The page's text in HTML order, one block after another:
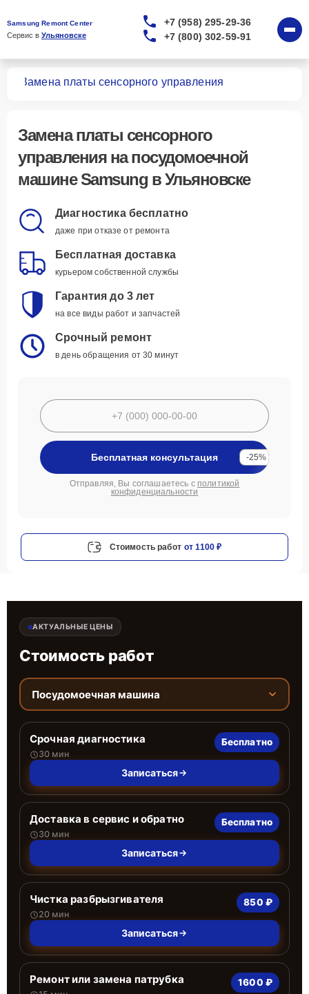
Samsung Remont Center
Сервис в Ульяновске
+7 (958) 295-29-36
+7 (800) 302-59-91
Замена платы сенсорного управления
Замена платы сенсорного
управленияна посудомоечной
машине Samsung в Ульяновске
Диагностика бесплатно
даже при отказе от ремонта
Бесплатная доставка
курьером собственной службы
Гарантия до 3 лет
на все виды работ и запчастей
Срочный ремонт
в день обращения от 30 минут
Бесплатная консультация -25%
Отправляя, Вы соглашаетесь с политикой
конфиденциальности
Стоимость работ от 1100 ₽
АКТУАЛЬНЫЕ ЦЕНЫ
Стоимость работ
Посудомоечная машина
Срочная диагностика
30 мин
Бесплатно
Записаться
Доставка в сервис и обратно
30 мин
Бесплатно
Записаться
Чистка разбрызгивателя
20 мин
850 ₽
Записаться
Ремонт или замена патрубка 1600 ₽